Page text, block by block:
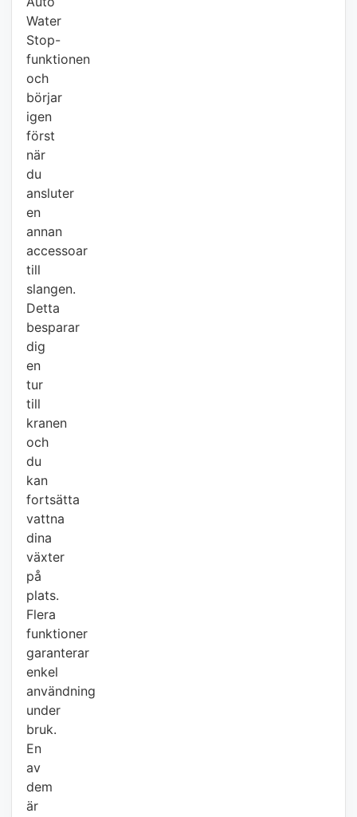
Water
Stop-
funktionen
och
börjar
igen
först
när
du
ansluter
en
annan
accessoar
till
slangen.
Detta
besparar
dig
en
tur
till
kranen
och
du
kan
fortsätta
vattna
dina
växter
på
plats.
Flera
funktioner
garanterar
enkel
användning
under
bruk.
En
av
dem
är